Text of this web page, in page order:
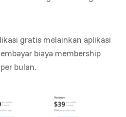
gratis melainkan aplikasi
biaya membership
bulan.